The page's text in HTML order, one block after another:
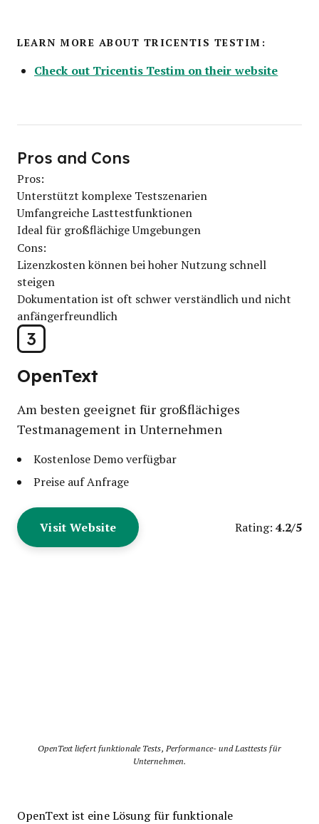
LEARN MORE ABOUT TRICENTIS TESTIM:
Check out Tricentis Testim on their website
3
OpenText
Am besten geeignet für großflächiges
Testmanagement in Unternehmen
Kostenlose Demo verfügbar
Preise auf Anfrage
Visit Website Rating: 4.2/5
OpenText liefert funktionale Tests, Performance- und Lasttests für
Unternehmen.
OpenText ist eine Lösung für funktionale
Pros and Cons
Pros:
Unterstützt komplexe Testszenarien
Umfangreiche Lasttestfunktionen
Ideal für großflächige Umgebungen
Cons:
Lizenzkosten können bei hoher Nutzung schnell
steigen
Dokumentation ist oft schwer verständlich und nicht
anfängerfreundlich